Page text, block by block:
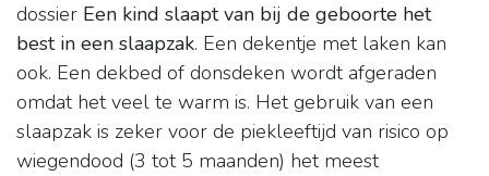
dossier Een kind slaapt van bij de geboorte het
best in een slaapzak. Een dekentje met laken kan
ook. Een dekbed of donsdeken wordt afgeraden
omdat het veel te warm is. Het gebruik van een
slaapzak is zeker voor de piekleeftijd van risico op
wiegendood (3 tot 5 maanden) het meest